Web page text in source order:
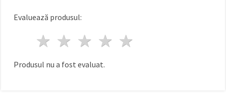
Evaluează produsul:
4 stele
3 stele
2 stele
1 stea
Produsul nu a fost evaluat.